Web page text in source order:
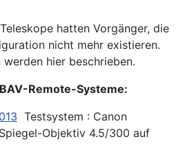
hatten Vorgänger, die
nicht mehr existieren.
hier beschrieben.
Remote-Systeme:
Testsystem : Canon
Objektiv 4.5/300 auf